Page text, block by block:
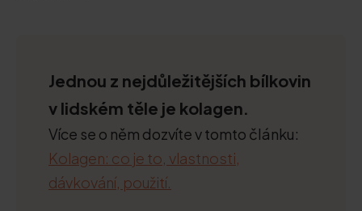
Jednou z nejdůležitějších bílkovin
v lidském těle je kolagen.
Více se o něm dozvíte v tomto článku:
Kolagen: co je to, vlastnosti,
dávkování, použití.